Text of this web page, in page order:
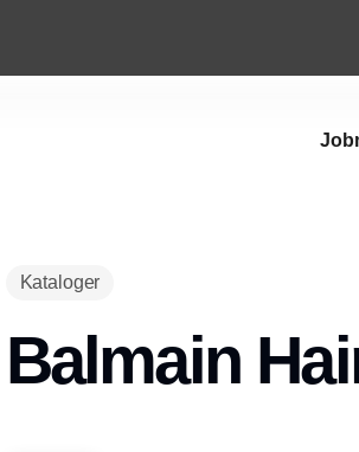
Kataloger
Balmain